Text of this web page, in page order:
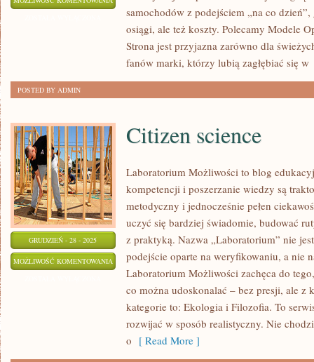
EKOLOGIA
samochodów z podejściem „na co
osiągi, ale też koszty. Polecamy Modele
Strona jest przyjazna zarówno dla
fanów marki, którzy lubią zagłębiać się w
POSTED BY ADMIN
GRUDZIEŃ - 28 - 2025
MOŻLIWOŚĆ KOMENTOWANIA CITIZEN
SCIENCE
Citizen science
Laboratorium Możliwości to blog
kompetencji i poszerzanie wiedzy są
metodyczny i jednocześnie pełen
uczyć się bardziej świadomie, budować
z praktyką. Nazwa „Laboratorium” nie
podejście oparte na weryfikowaniu, a nie
Laboratorium Możliwości zachęca do
co można udoskonalać – bez presji, ale z
kategorie to: Ekologia i Filozofia. To
rozwijać w sposób realistyczny. Nie
o [ Read More ]